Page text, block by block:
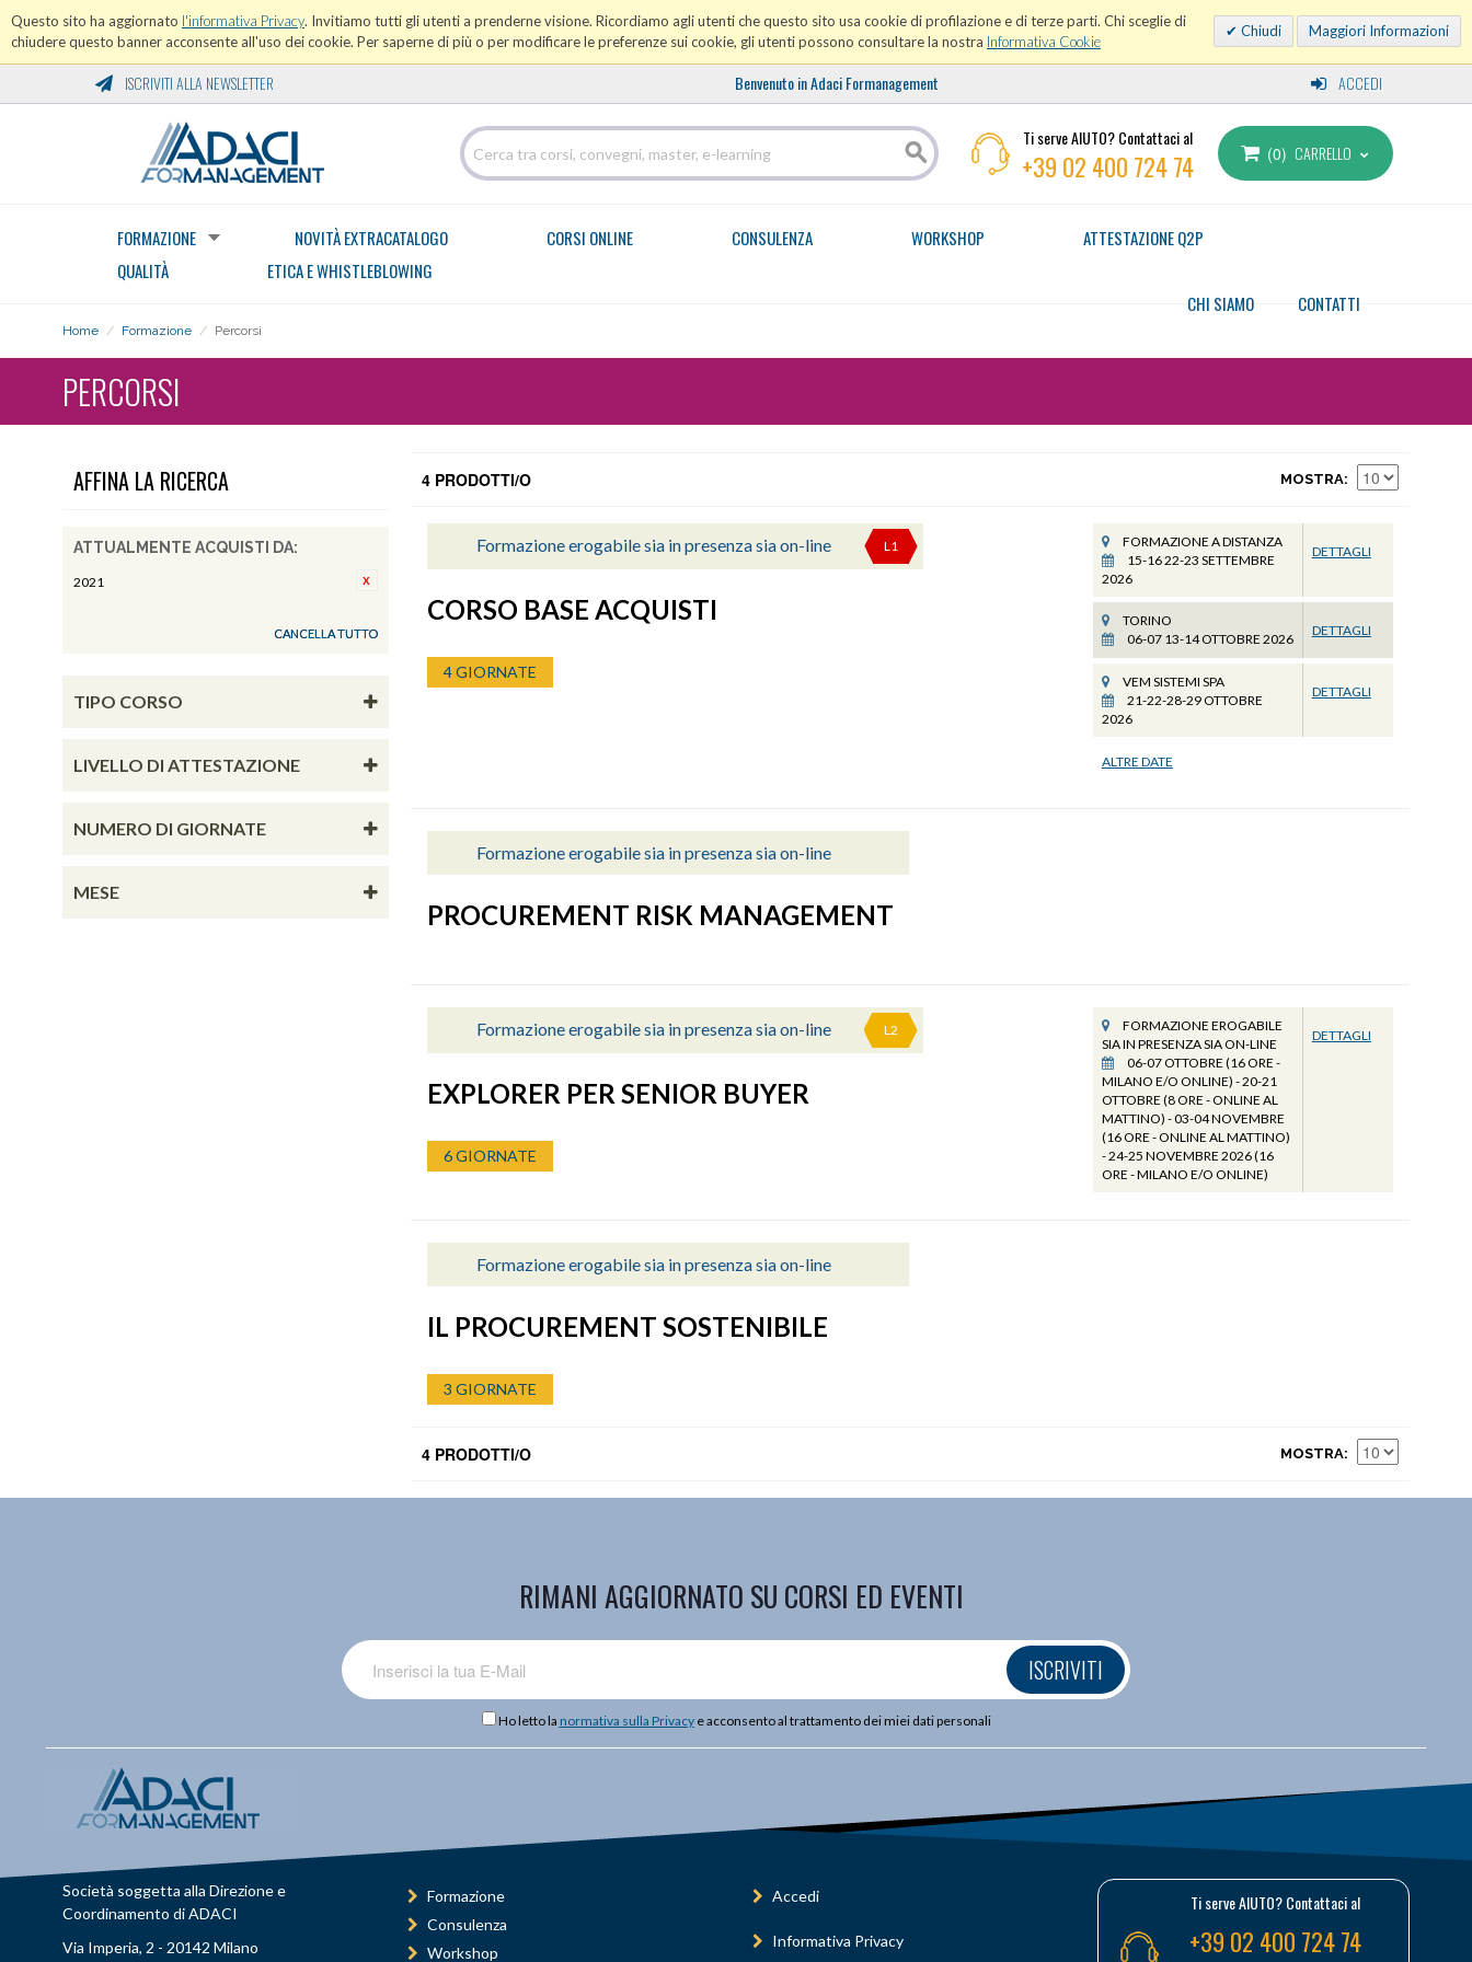
Questo sito ha aggiornato l'informativa Privacy. Invitiamo tutti gli utenti a prenderne visione. Ricordiamo agli utenti che questo sito usa cookie di profilazione e di terze parti. Chi sceglie di
chiudere questo banner acconsente all'uso dei cookie. Per saperne di più o per modificare le preferenze sui cookie, gli utenti possono consultare la nostra Informativa Cookie
Chiudi Maggiori Informazioni
ISCRIVITI ALLA NEWSLETTER Benvenuto in Adaci Formanagement ACCEDI
Ti serve AIUTO? Contattaci al
+39 02 400 724 74 0 CARRELLO
FORMAZIONE NOVITÀ EXTRACATALOGO CORSI ONLINE CONSULENZA WORKSHOP
ATTESTAZIONE Q2P
QUALITÀ
ETICA E WHISTLEBLOWING
CONTATTI
CHI SIAMO
Home / Formazione / Percorsi
PERCORSI
AFFINA LA RICERCA
ATTUALMENTE ACQUISTI DA:
2021
CANCELLA TUTTO
TIPO CORSO
LIVELLO DI ATTESTAZIONE
NUMERO DI GIORNATE
MESE
4 PRODOTTI/O MOSTRA
Formazione erogabile sia in presenza sia on-line L1
CORSO BASE ACQUISTI
4 GIORNATE
FORMAZIONE A DISTANZA
15-16 22-23 SETTEMBRE
2026
DETTAGLI
TORINO
06-07 13-14 OTTOBRE 2026
DETTAGLI
VEM SISTEMI SPA
21-22-28-29 OTTOBRE
2026
DETTAGLI
ALTRE DATE
Formazione erogabile sia in presenza sia on-line
PROCUREMENT RISK MANAGEMENT
Formazione erogabile sia in presenza sia on-line L2
EXPLORER PER SENIOR BUYER
6 GIORNATE
FORMAZIONE EROGABILE
SIA IN PRESENZA SIA ON-LINE
06-07 OTTOBRE (16 ORE -
MILANO E/O ONLINE) - 20-21
OTTOBRE (8 ORE - ONLINE AL
MATTINO) - 03-04 NOVEMBRE
(16 ORE - ONLINE AL MATTINO)
- 24-25 NOVEMBRE 2026 (16
ORE - MILANO E/O ONLINE)
DETTAGLI
Formazione erogabile sia in presenza sia on-line
IL PROCUREMENT SOSTENIBILE
3 GIORNATE
4 PRODOTTI/O MOSTRA
RIMANI AGGIORNATO SU CORSI ED EVENTI
ISCRIVITI
Ho letto la normativa sulla Privacye acconsento al trattamento dei miei dati personali
Società soggetta alla Direzione e
Coordinamento di ADACI
Via Imperia, 2 - 20142 Milano
Formazione
Consulenza
Workshop
Accedi
Informativa Privacy
Ti serve AIUTO? Contattaci al
+39 02 400 724 74